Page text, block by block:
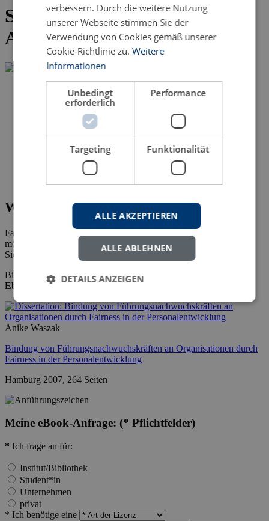
Senden Sie uns eine eBook-
Anfrage
Wie Sie diesen Titel als eBook erwerben
Falls Sie die Konditionen für den Erwerb des eBooks erfahren
möchten, senden Sie uns bitte Ihre Email-Adresse.
Sie erhalten dann alle erforderlichen Informationen.
Bibliotheken/Studierende können unsere eBooks bei
Ebook Centralbeziehen.
Anike Waszak
Bindung von Führungsnachwuchskräften an Organisationen durch
Fairness in der Personalentwicklung
Hamburg 2007, 264 Seiten
Meine eBook-Anfrage: (* Pflichtfelder)
* Ich frage an für:
Institut/Bibliothek
Student*in
Unternehmen
privat
* Ich benötige eine
verbessern. Durch die weitere Nutzung
unserer Webseite stimmen Sie der
Verwendung von Cookies gemäß unserer
Cookie-Richtlinie zu. Weitere
Informationen
Unbedingt
erforderlich
Performance
Targeting Funktionalität
ALLE AKZEPTIEREN
ALLE ABLEHNEN
DETAILS ANZEIGEN